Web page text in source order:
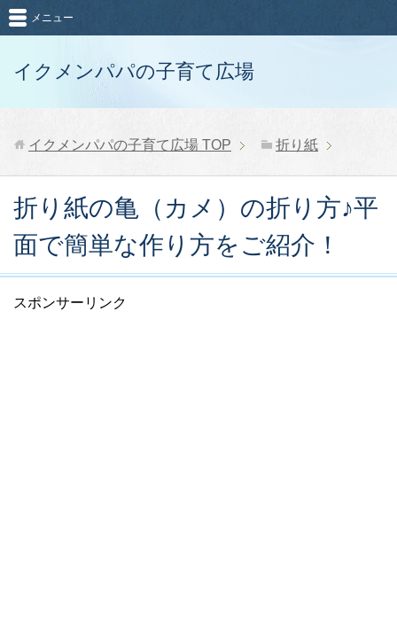
イクメンパパの子育て広場
メニュー
イクメンパパの子育て広場 TOP 折り紙
折り紙の亀（カメ）の折り方♪平
面で簡単な作り方をご紹介！
スポンサーリンク